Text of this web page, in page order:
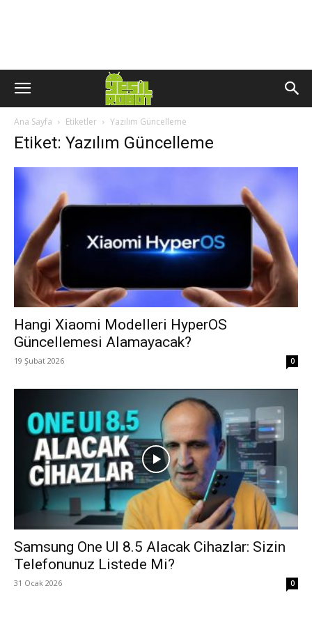
Ana Sayfa Etiketler Yazılım Güncelleme
Etiket: Yazılım Güncelleme
Hangi Xiaomi Modelleri HyperOS
Güncellemesi Alamayacak?
19 Şubat 2026 0
Samsung One UI 8.5 Alacak Cihazlar: Sizin
Telefonunuz Listede Mi?
31 Ocak 2026 0